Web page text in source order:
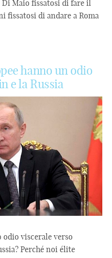
Maio fissatosi di fare il
fissatosi di andare a Roma
hanno un odio
e la Russia
odio viscerale verso
Perché noi élite